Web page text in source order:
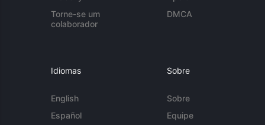
Torne-se um
colaborador
DMCA
Idiomas
English
Español
Sobre
Sobre
Equipe